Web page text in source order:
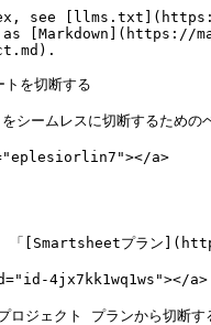
see
を切断する
ームレスに切断するための
a>
、 「[Smartsheetプラン
4jx7kk1wq1ws"></a>
ジェクト プランから切断